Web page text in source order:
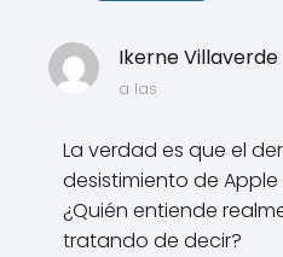
Ikerne Villaverde
a las
La verdad es que el
desistimiento de
¿Quién entiende
tratando de decir?